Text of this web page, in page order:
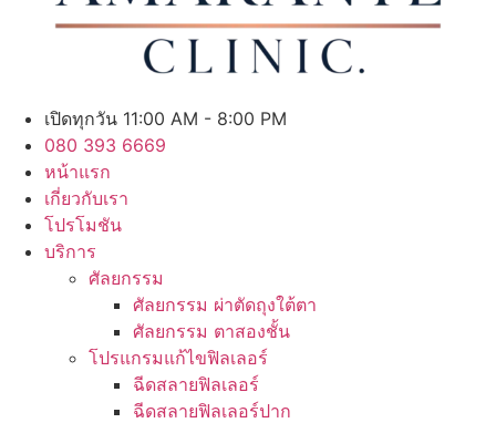
เปิดทุกวัน 11:00 AM - 8:00 PM
080 393 6669
หน้าแรก
เกี่ยวกับเรา
โปรโมชัน
บริการ
ศัลยกรรม
ศัลยกรรม ผ่าตัดถุงใต้ตา
ศัลยกรรม ตาสองชั้น
โปรแกรมแก้ไขฟิลเลอร์
ฉีดสลายฟิลเลอร์
ฉีดสลายฟิลเลอร์ปาก